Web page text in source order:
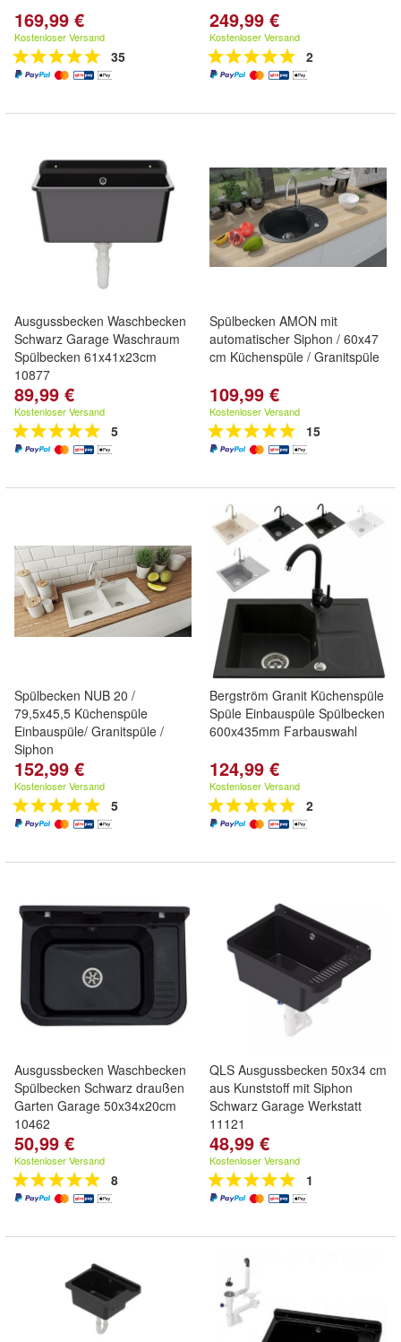
169,99 €
Kostenloser Versand
35
249,99 €
Kostenloser Versand
2
Ausgussbecken Waschbecken
Schwarz Garage Waschraum
Spülbecken 61x41x23cm
10877
89,99 €
Kostenloser Versand
5
Spülbecken AMON mit
automatischer Siphon / 60x47
cm Küchenspüle / Granitspüle
109,99 €
Kostenloser Versand
15
Spülbecken NUB 20 /
79,5x45,5 Küchenspüle
Einbauspüle/ Granitspüle /
Siphon
152,99 €
Kostenloser Versand
5
Bergström Granit Küchenspüle
Spüle Einbauspüle Spülbecken
600x435mm Farbauswahl
124,99 €
Kostenloser Versand
2
Ausgussbecken Waschbecken
Spülbecken Schwarz draußen
Garten Garage 50x34x20cm
10462
50,99 €
Kostenloser Versand
8
QLS Ausgussbecken 50x34 cm
aus Kunststoff mit Siphon
Schwarz Garage Werkstatt
11121
48,99 €
Kostenloser Versand
1